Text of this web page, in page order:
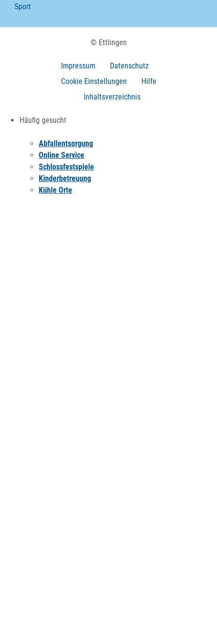
Sport
© Ettlingen
Impressum
Datenschutz
Cookie Einstellungen
Hilfe
Inhaltsverzeichnis
Häufig gesucht
Abfallentsorgung
Online Service
Schlossfestspiele
Kinderbetreuung
Kühle Orte